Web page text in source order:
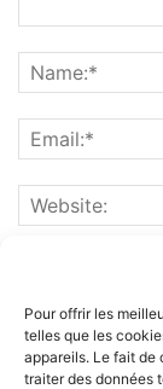
Pour offrir les
telles que les
appareils. Le fait de
traiter des données